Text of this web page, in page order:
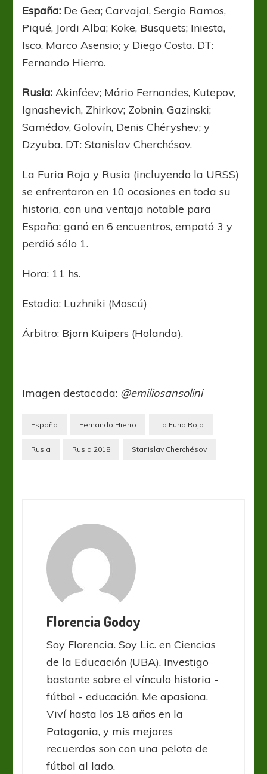
España: De Gea; Carvajal, Sergio Ramos,
Piqué, Jordi Alba; Koke, Busquets; Iniesta,
Isco, Marco Asensio; y Diego Costa. DT:
Fernando Hierro.
Rusia:Akinféev; Mário Fernandes, Kutepov,
Ignashevich, Zhirkov; Zobnin, Gazinski;
Samédov, Golovín, Denis Chéryshev; y
Dzyuba. DT: Stanislav Cherchésov.
La Furia Roja y Rusia (incluyendo la URSS)
se enfrentaron en 10 ocasiones en toda su
historia, con una ventaja notable para
España: ganó en 6 encuentros, empató 3 y
perdió sólo 1.
Hora: 11 hs.
Estadio: Luzhniki (Moscú)
Árbitro: Bjorn Kuipers (Holanda).
Imagen destacada: @emiliosansolini
España Fernando Hierro La Furia Roja
Rusia Rusia 2018 Stanislav Cherchésov
Florencia Godoy
Soy Florencia. Soy Lic. en Ciencias
de la Educación (UBA). Investigo
bastante sobre el vínculo historia -
fútbol - educación. Me apasiona.
Viví hasta los 18 años en la
Patagonia, y mis mejores
recuerdos son con una pelota de
fútbol al lado.